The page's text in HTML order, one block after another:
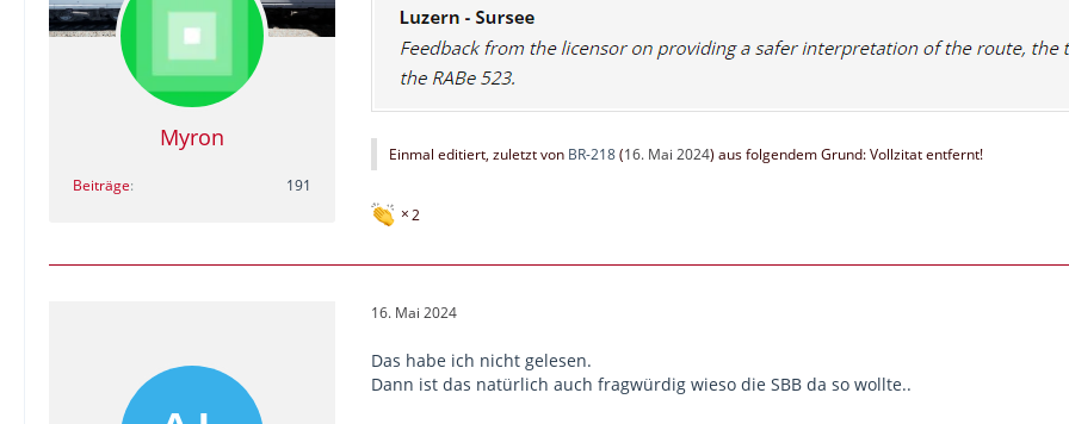
Myron
Beiträge 191
Einmal editiert, zuletzt von BR-218(16. Mai 2024) aus folgendem Grund: Vollzitat entfernt!
2
16. Mai 2024
Das habe ich nicht gelesen.
Dann ist das natürlich auch fragwürdig wieso die SBB da so wollte..